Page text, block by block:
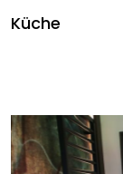
Küche